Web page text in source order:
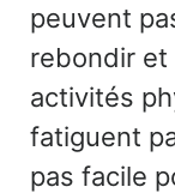
peuvent
rebondir et
activités
fatiguent
pas facile